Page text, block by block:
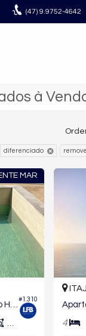
(47) 9.9752-4642
à
diferenciado
MAR
#1.310
265, 4